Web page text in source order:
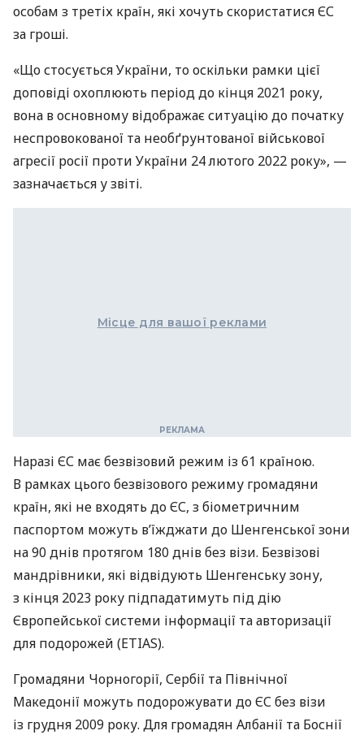
особам з третіх країн, які хочуть скористатися ЄС
за гроші.
«Що стосується України, то оскільки рамки цієї
доповіді охоплюють період до кінця 2021 року,
вона в основному відображає ситуацію до початку
неспровокованої та необґрунтованої військової
агресії росії проти України 24 лютого 2022 року», —
зазначається у звіті.
Місце для вашої реклами
Наразі ЄС має безвізовий режим із 61 країною.
В рамках цього безвізового режиму громадяни
країн, які не входять до ЄС, з біометричним
паспортом можуть в’їжджати до Шенгенської зони
на 90 днів протягом 180 днів без візи. Безвізові
мандрівники, які відвідують Шенгенську зону,
з кінця 2023 року підпадатимуть під дію
Європейської системи інформації та авторизації
для подорожей (ETIAS).
Громадяни Чорногорії, Сербії та Північної
Македонії можуть подорожувати до ЄС без візи
із грудня 2009 року. Для громадян Албанії та Боснії